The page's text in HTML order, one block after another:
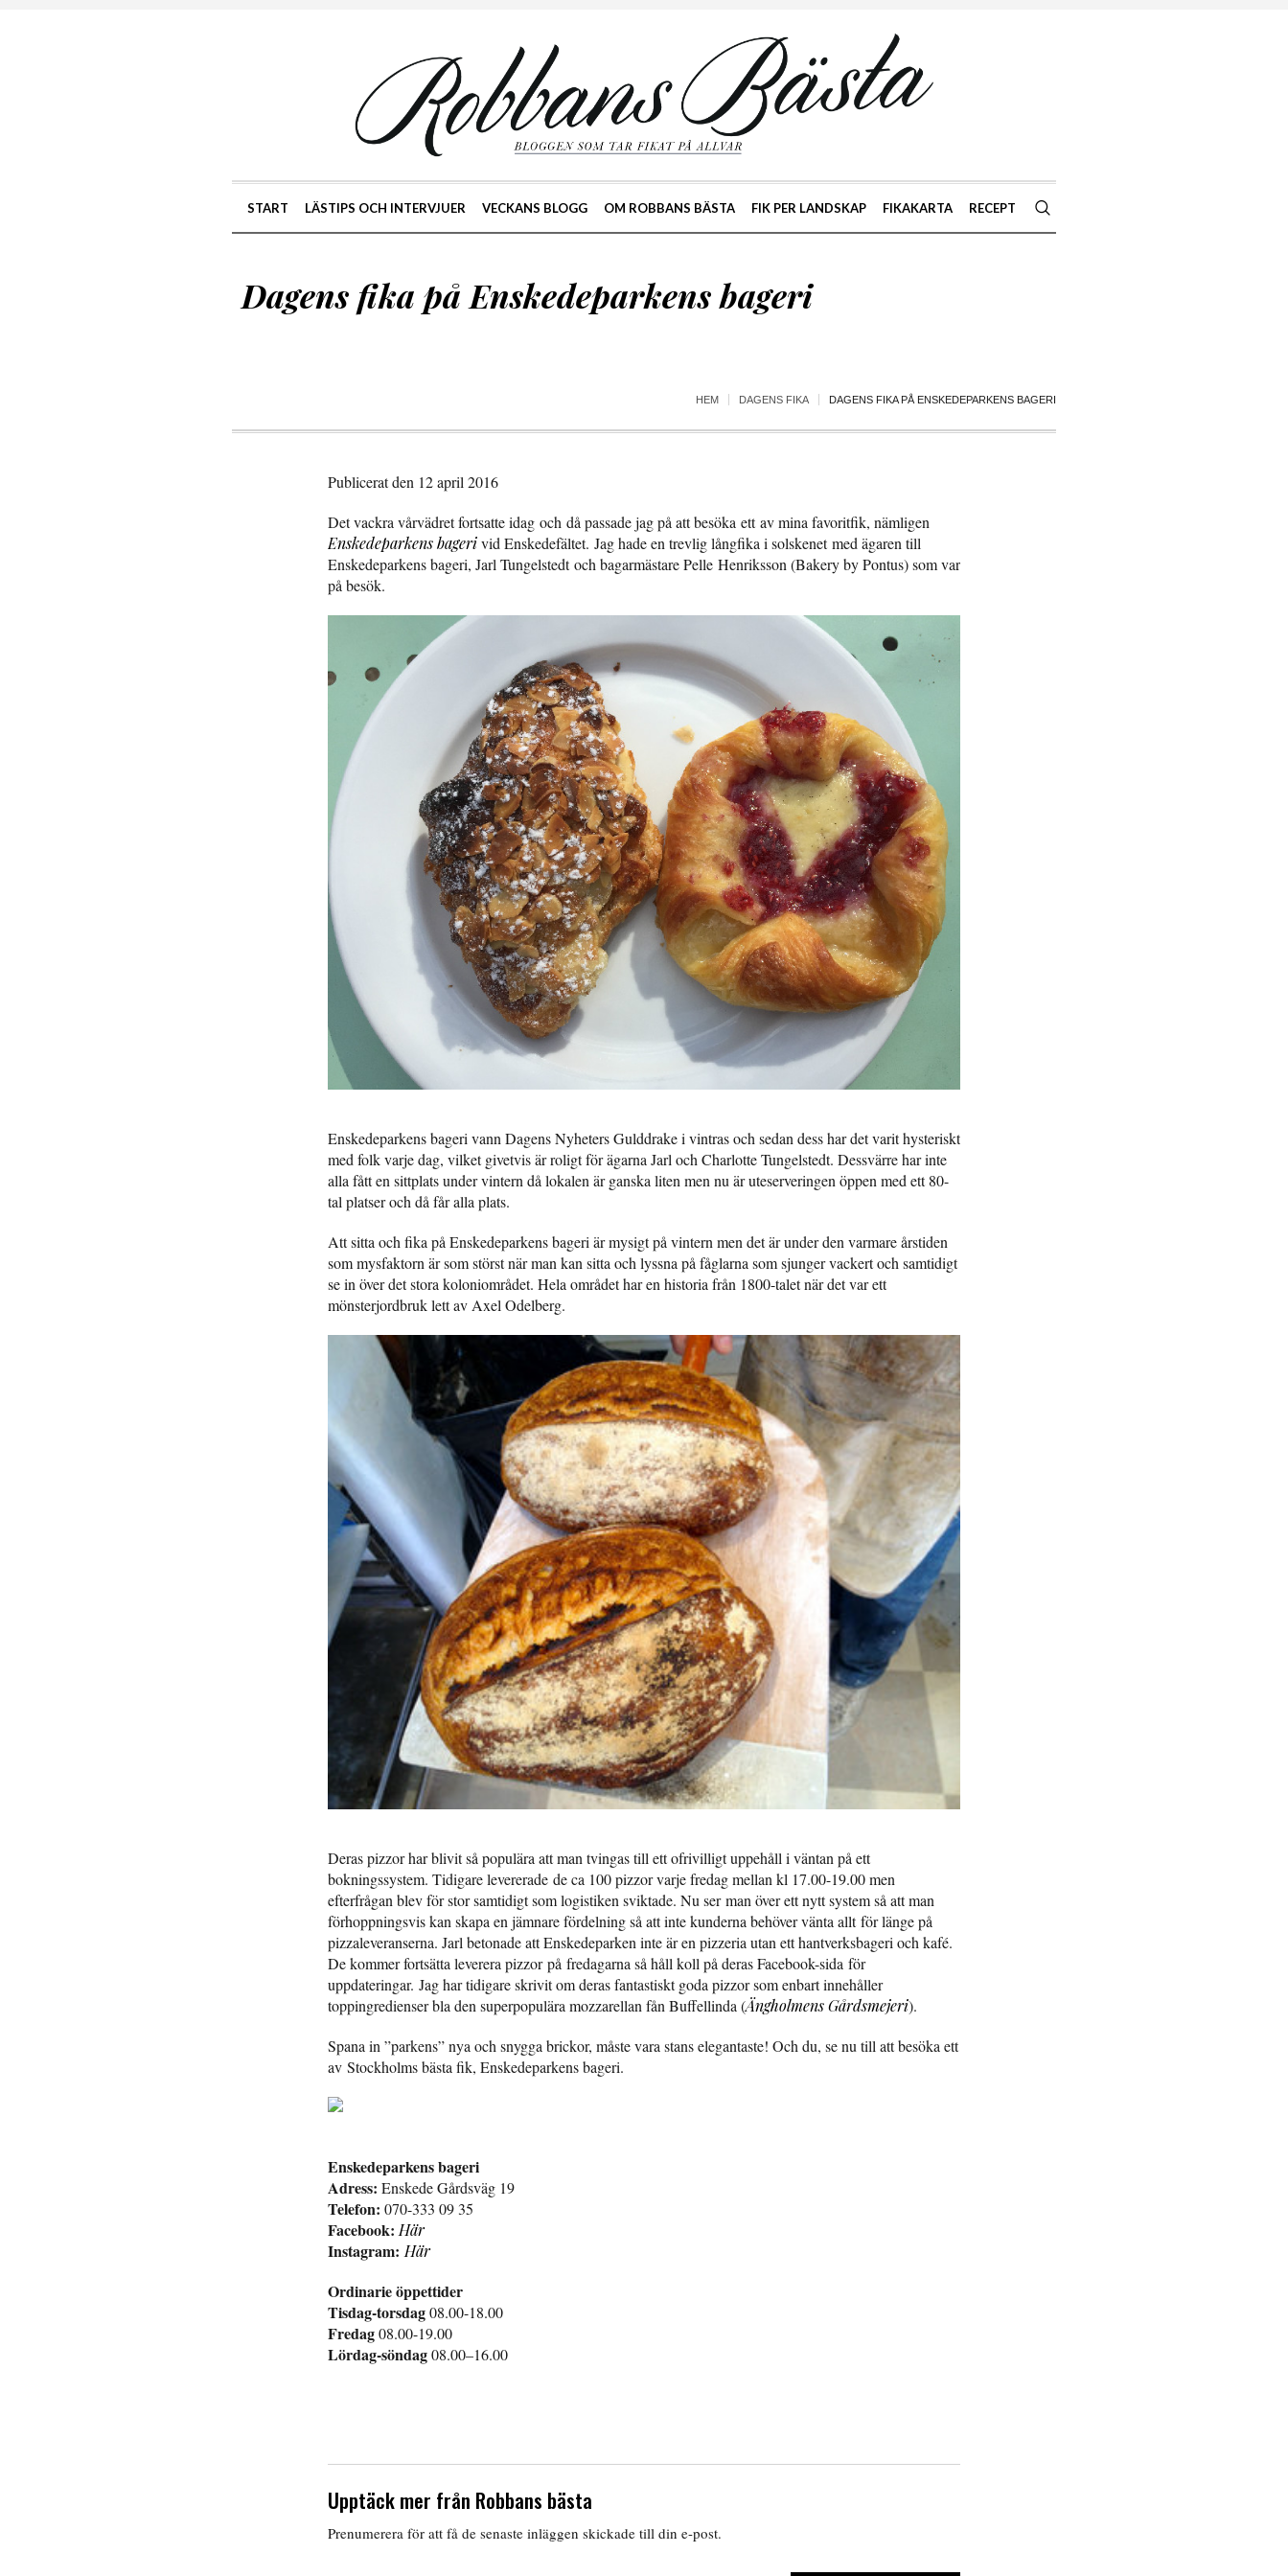
START LÄSTIPS OCH INTERVJUER VECKANS BLOGG OM ROBBANS BÄSTA FIK PER LANDSKAP FIKAKARTA RECEPT
Dagens fika på Enskedeparkens bageri
HEM DAGENS FIKA DAGENS FIKA PÅ ENSKEDEPARKENS BAGERI
Publicerat den 12 april 2016
Det vackra vårvädret fortsatte idag och då passade jag på att besöka ett av mina favoritfik, nämligen
Enskedeparkens bagerivid Enskedefältet. Jag hade en trevlig långfika i solskenet med ägaren till
Enskedeparkens bageri, Jarl Tungelstedt och bagarmästare Pelle Henriksson (Bakery by Pontus) som var
på besök.
Enskedeparkens bageri vann Dagens Nyheters Gulddrake i vintras och sedan dess har det varit hysteriskt
med folk varje dag, vilket givetvis är roligt för ägarna Jarl och Charlotte Tungelstedt. Dessvärre har inte
alla fått en sittplats under vintern då lokalen är ganska liten men nu är uteserveringen öppen med ett 80-
tal platser och då får alla plats.
Att sitta och fika på Enskedeparkens bageri är mysigt på vintern men det är under den varmare årstiden
som mysfaktorn är som störst när man kan sitta och lyssna på fåglarna som sjunger vackert och samtidigt
se in över det stora koloniområdet. Hela området har en historia från 1800-talet när det var ett
mönsterjordbruk lett av Axel Odelberg.
Deras pizzor har blivit så populära att man tvingas till ett ofrivilligt uppehåll i väntan på ett
bokningssystem. Tidigare levererade de ca 100 pizzor varje fredag mellan kl 17.00-19.00 men
efterfrågan blev för stor samtidigt som logistiken sviktade. Nu ser man över ett nytt system så att man
förhoppningsvis kan skapa en jämnare fördelning så att inte kunderna behöver vänta allt för länge på
pizzaleveranserna. Jarl betonade att Enskedeparken inte är en pizzeria utan ett hantverksbageri och kafé.
De kommer fortsätta leverera pizzor på fredagarna så håll koll på deras Facebook-sida för
uppdateringar. Jag har tidigare skrivit om deras fantastiskt goda pizzor som enbart innehåller
toppingredienser bla den superpopulära mozzarellan fån Buffellinda (Ängholmens Gårdsmejeri).
Spana in ”parkens” nya och snygga brickor, måste vara stans elegantaste! Och du, se nu till att besöka ett
av Stockholms bästa fik, Enskedeparkens bageri.
Enskedeparkens bageri
Adress: Enskede Gårdsväg 19
Telefon: 070-333 09 35
Facebook: Här
Instagram: Här
Ordinarie öppettider
Tisdag-torsdag08.00-18.00
Fredag08.00-19.00
Lördag-söndag08.00–16.00
Upptäck mer från Robbans bästa
Prenumerera för att få de senaste inläggen skickade till din e-post.